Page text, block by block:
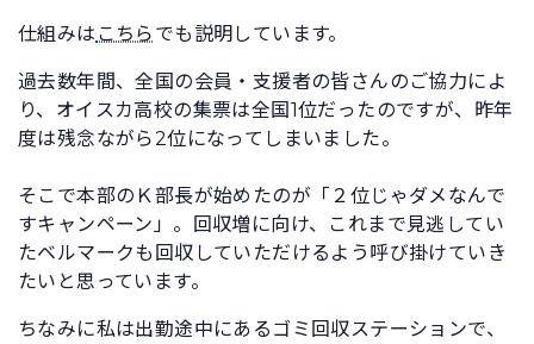
仕組みは こちら でも説明しています。
過去数年間、全国の会員・支援者の皆さんのご協力によ
り、オイスカ高校の集票は全国1位だったのですが、昨年
度は残念ながら2位になってしまいました。
そこで本部のＫ部長が始めたのが「２位じゃダメなんで
すキャンペーン」。回収増に向け、これまで見逃してい
たベルマークも回収していただけるよう呼び掛けていき
たいと思っています。
ちなみに私は出勤途中にあるゴミ回収ステーションで、